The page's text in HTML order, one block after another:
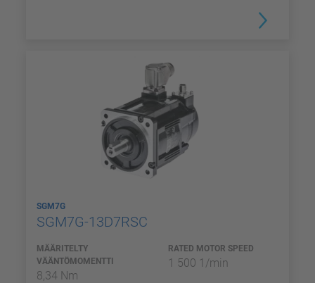
SGM7G
SGM7G-13D7RSC
MÄÄRITELTY
VÄÄNTÖMOMENTTI
8,34 Nm
RATED MOTOR SPEED
1 500 1/min